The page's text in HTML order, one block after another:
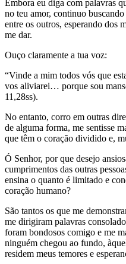
Embora eu diga com palavras
no teu amor, continuo
entre os outros, esperando dos
me dar.
Ouço claramente a tua voz:
“Vinde a mim todos vós que
vos aliviarei… porque sou
11,28ss).
No entanto, corro em outras
de alguma forma, me sentisse
que têm o coração dividido e,
Ó Senhor, por que desejo
cumprimentos das outras
ensina o quanto é limitado e
coração humano?
São tantos os que me
me dirigiram palavras
foram bondosos comigo e me
ninguém chegou ao fundo,
residem meus temores e